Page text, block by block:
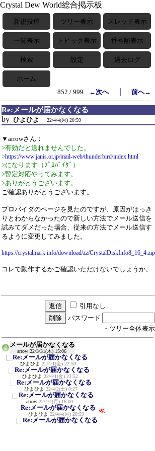
Crystal Dew World総合掲示板
新規投稿 ツリー表示 スレッド表示
一覧表示 トピック表示 番号順表示
検索 設定 過去ログ
ホーム
852 / 999
←次へ｜ 前へ→
Re:メールが届かなくなる
by ひよひよ 22/4/4(月) 20:59
▼arrowさん：
>有効だと送れませんでした。
>https://www.janis.or.jp/mail-web/thunderbird/index.html
>になります（ﾌﾟﾛﾊﾞｲﾀﾞ）
>暫定対応やってみます。
>ありがとうございます。
ご確認ありがとうございます。
プロバイダのページを見たのですが、原因がはっき
りとわからなかったので新しい方法でメール送信を
試みてダメだった場合、従来の方法でメール送信す
るように変更してみました。
https://crystalmark.info/download/zz/CrystalDiskInfo8_16_4.zip
コレで動作するかご確認いただけないでしょうか。
引用なし
パスワード
・ツリー全体表示
メールが届かなくなる
arrow 22/3/31(木) 15:06
Re:メールが届かなくなる
ひよひよ 22/4/1(金) 22:50
Re:メールが届かなくなる
ひよひよ 22/4/1(金) 23:52
Re:メールが届かなくなる
ひよひよ 22/4/2(土) 0:27
Re:メールが届かなくなる
arrow 22/4/4(月) 16:00
Re:メールが届かなくなる
ひよひよ 22/4/4(月) 20:59
≪
Re:メールが届かなくなる